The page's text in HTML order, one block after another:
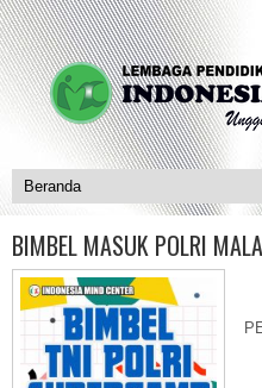
BIMBEL MASUK POLRI